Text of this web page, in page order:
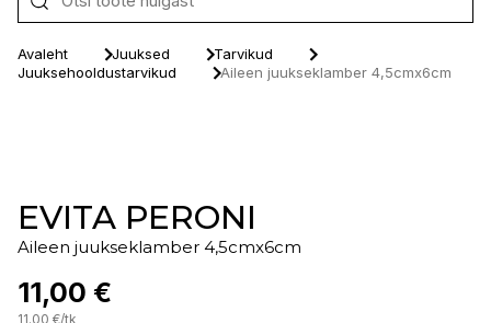
Otse sisu juurde
Avaleht Juuksed
Tarvikud
Juuksehooldustarvikud
Aileen juukseklamber 4,5cmx6cm
EVITA PERONI
Aileen juukseklamber 4,5cmx6cm
11,00 €
11.00 €/tk